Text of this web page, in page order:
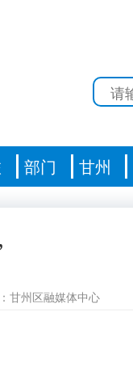
部门 甘州
甘州区融媒体中心